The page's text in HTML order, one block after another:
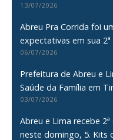
13/07/2026
Abreu Pra Corrida foi
expectativas em sua 2ª
06/07/2026
Prefeitura de Abreu e
Saúde da Família em
03/07/2026
Abreu e Lima recebe 2ª
neste domingo, 5. Kits